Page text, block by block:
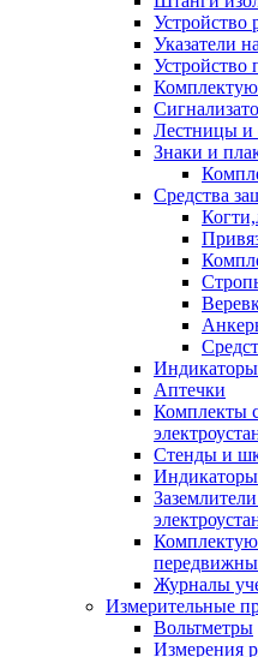
Устройство
Указатели
Устройство
Лестницы и
Знаки и
Средства
Индикаторы
Аптечки
Комплекты
Стенды и
Журналы
Измерительные
Вольтметры
Измерения